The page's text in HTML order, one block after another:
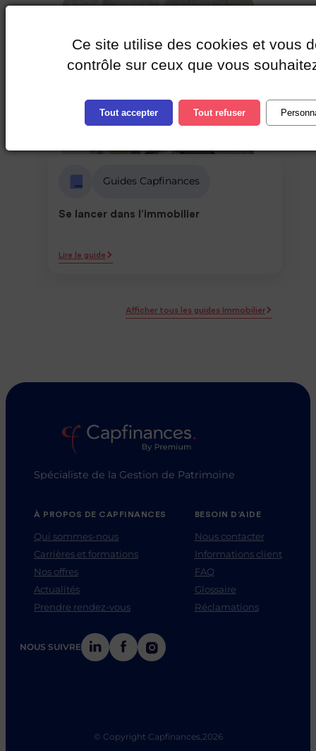
Guides Capfinances
Se lancer dans l’immobilier
Lire le guide
Afficher tous les guides Immobilier
Spécialiste de la Gestion de Patrimoine
À PROPOS DE CAPFINANCES
Qui sommes-nous
Carrières et formations
Nos offres
Actualités
Prendre rendez-vous
BESOIN D’AIDE
Nous contacter
Informations client
FAQ
Glossaire
Réclamations
NOUS SUIVRELinkedIn
Facebook
Instagram
© Copyright Capfinances, 2026
Ce site utilise des cookies et vous
contrôle sur ceux que vous
Tout accepter Tout refuser